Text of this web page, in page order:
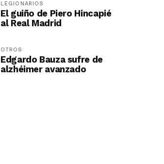
LEGIONARIOS
El guiño de Piero Hincapié
al Real Madrid
OTROS
Edgardo Bauza sufre de
alzhéimer avanzado